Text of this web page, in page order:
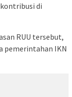
di
RUU tersebut,
pemerintahan IKN